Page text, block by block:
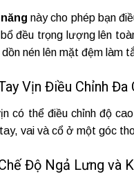
này cho phép bạn
đều trọng lượng lên
dồn nén lên mặt đệm làm
Vịn Điều Chỉnh
có thể điều chỉnh độ
vai và cổ ở một góc
Độ Ngả Lưng và